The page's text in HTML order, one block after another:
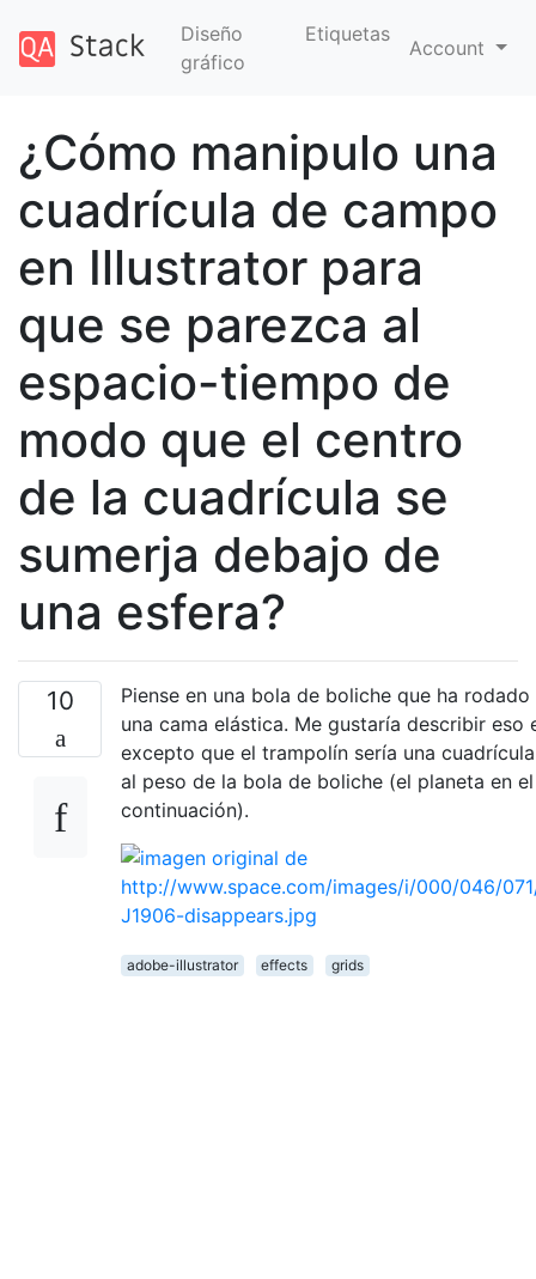
Diseño
gráfico
Etiquetas
Account
¿Cómo manipulo una
cuadrícula de campo
en Illustrator para
que se parezca al
espacio-tiempo de
modo que el centro
de la cuadrícula se
sumerja debajo de
una esfera?
10
Piense en una bola de boliche que ha
una cama elástica. Me gustaría describir eso
excepto que el trampolín sería una
al peso de la bola de boliche (el planeta en
continuación).
adobe-illustrator effects grids